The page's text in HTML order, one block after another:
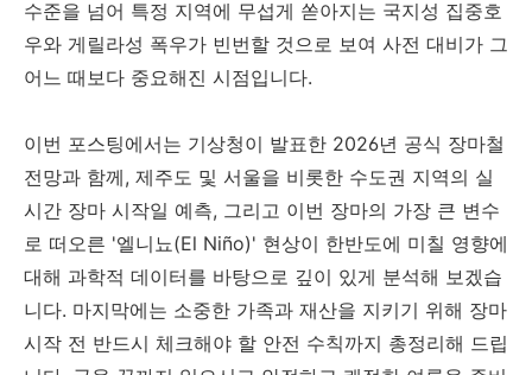
수준을 넘어 특정 지역에 무섭게 쏟아지는 국지성 집중호
우와 게릴라성 폭우가 빈번할 것으로 보여 사전 대비가 그
어느 때보다 중요해진 시점입니다.
이번 포스팅에서는 기상청이 발표한 2026년 공식 장마철
전망과 함께, 제주도 및 서울을 비롯한 수도권 지역의 실
시간 장마 시작일 예측, 그리고 이번 장마의 가장 큰 변수
로 떠오른 '엘니뇨(El Niño)' 현상이 한반도에 미칠 영향에
대해 과학적 데이터를 바탕으로 깊이 있게 분석해 보겠습
니다. 마지막에는 소중한 가족과 재산을 지키기 위해 장마
시작 전 반드시 체크해야 할 안전 수칙까지 총정리해 드립